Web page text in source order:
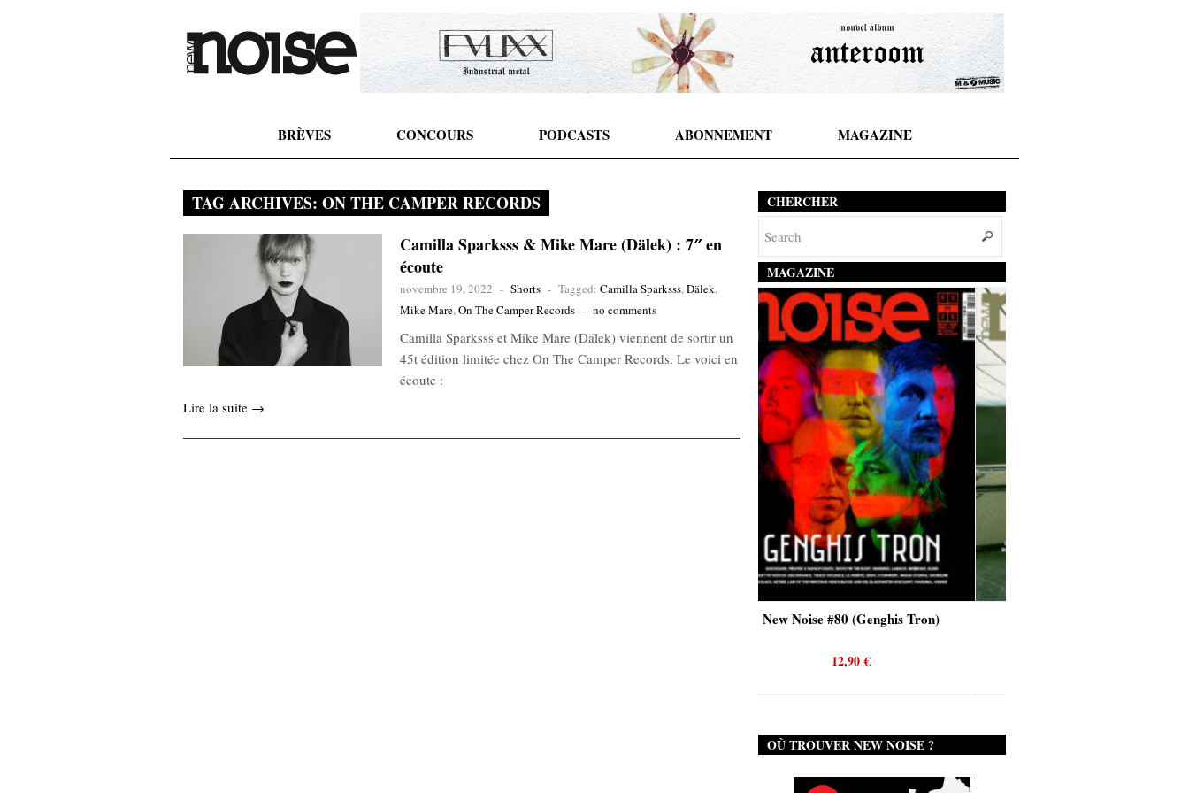
BRÈVES CONCOURS PODCASTS ABONNEMENT MAGAZINE
TAG ARCHIVES: ON THE CAMPER RECORDS
Camilla Sparksss & Mike Mare (Dälek) : 7″ en
écoute
novembre 19, 2022 - Shorts - Tagged: Camilla Sparksss,Dälek,
Mike Mare,On The Camper Records - no comments
Camilla Sparksss et Mike Mare (Dälek) viennent de sortir un
45t édition limitée chez On The Camper Records. Le voici en
écoute :
Lire la suite →
CHERCHER
MAGAZINE
New Noise #80 (Genghis Tron) New Noise #80 (Quicksand)
OÙ TROUVER NEW NOISE ?